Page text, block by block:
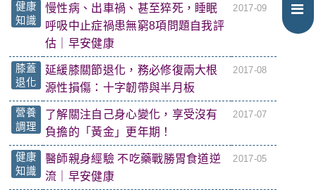
健康
知識
慢性病、出車禍、甚至猝死，睡眠
呼吸中止症禍患無窮8項問題自我評
估｜早安健康
2017-09
膝蓋
退化
延緩膝關節退化，務必修復兩大根
源性損傷：十字韌帶與半月板
2017-08
營養
調理
了解關注自己身心變化，享受沒有
負擔的「黃金」更年期！
2017-07
健康
知識
醫師親身經驗 不吃藥戰勝胃食道逆
流｜早安健康
2017-05